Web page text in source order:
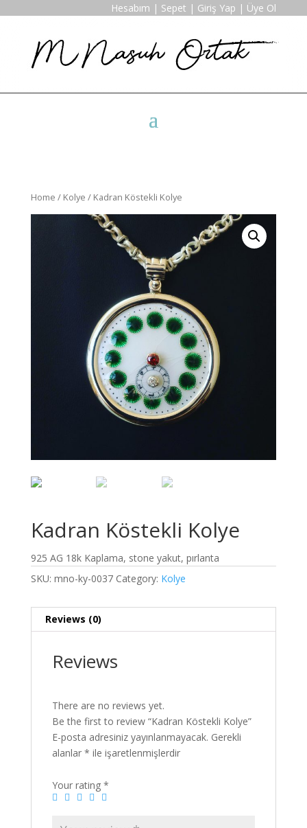
Hesabım | Sepet | Giriş Yap | Üye Ol
Home / Kolye / Kadran Köstekli Kolye
Kadran Köstekli Kolye
925 AG 18k Kaplama, stone yakut, pırlanta
SKU: mno-ky-0037 Category: Kolye
Reviews (0)
Reviews
There are no reviews yet.
Be the first to review “Kadran Köstekli Kolye”
E-posta adresiniz yayınlanmayacak. Gerekli
alanlar * ile işaretlenmişlerdir
Your rating *